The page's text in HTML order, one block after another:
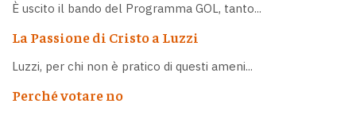
È uscito il bando del Programma GOL, tanto...
La Passione di Cristo a Luzzi
Luzzi, per chi non è pratico di questi ameni...
Perché votare no